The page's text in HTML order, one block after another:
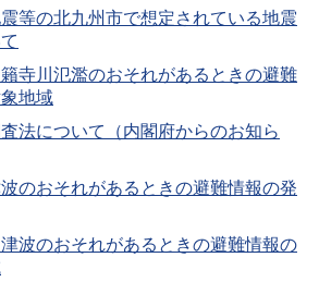
等の北九州市で想定されている地震
籟寺川氾濫のおそれがあるときの避難
地域
法について（内閣府からのお知ら
波のおそれがあるときの避難情報の発
津波のおそれがあるときの避難情報の